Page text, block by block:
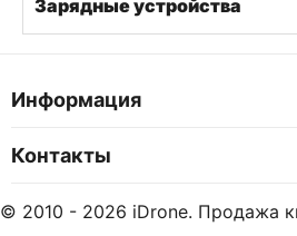
Зарядные устройства
Информация
Контакты
© 2010 - 2026 iDrone. Продажа